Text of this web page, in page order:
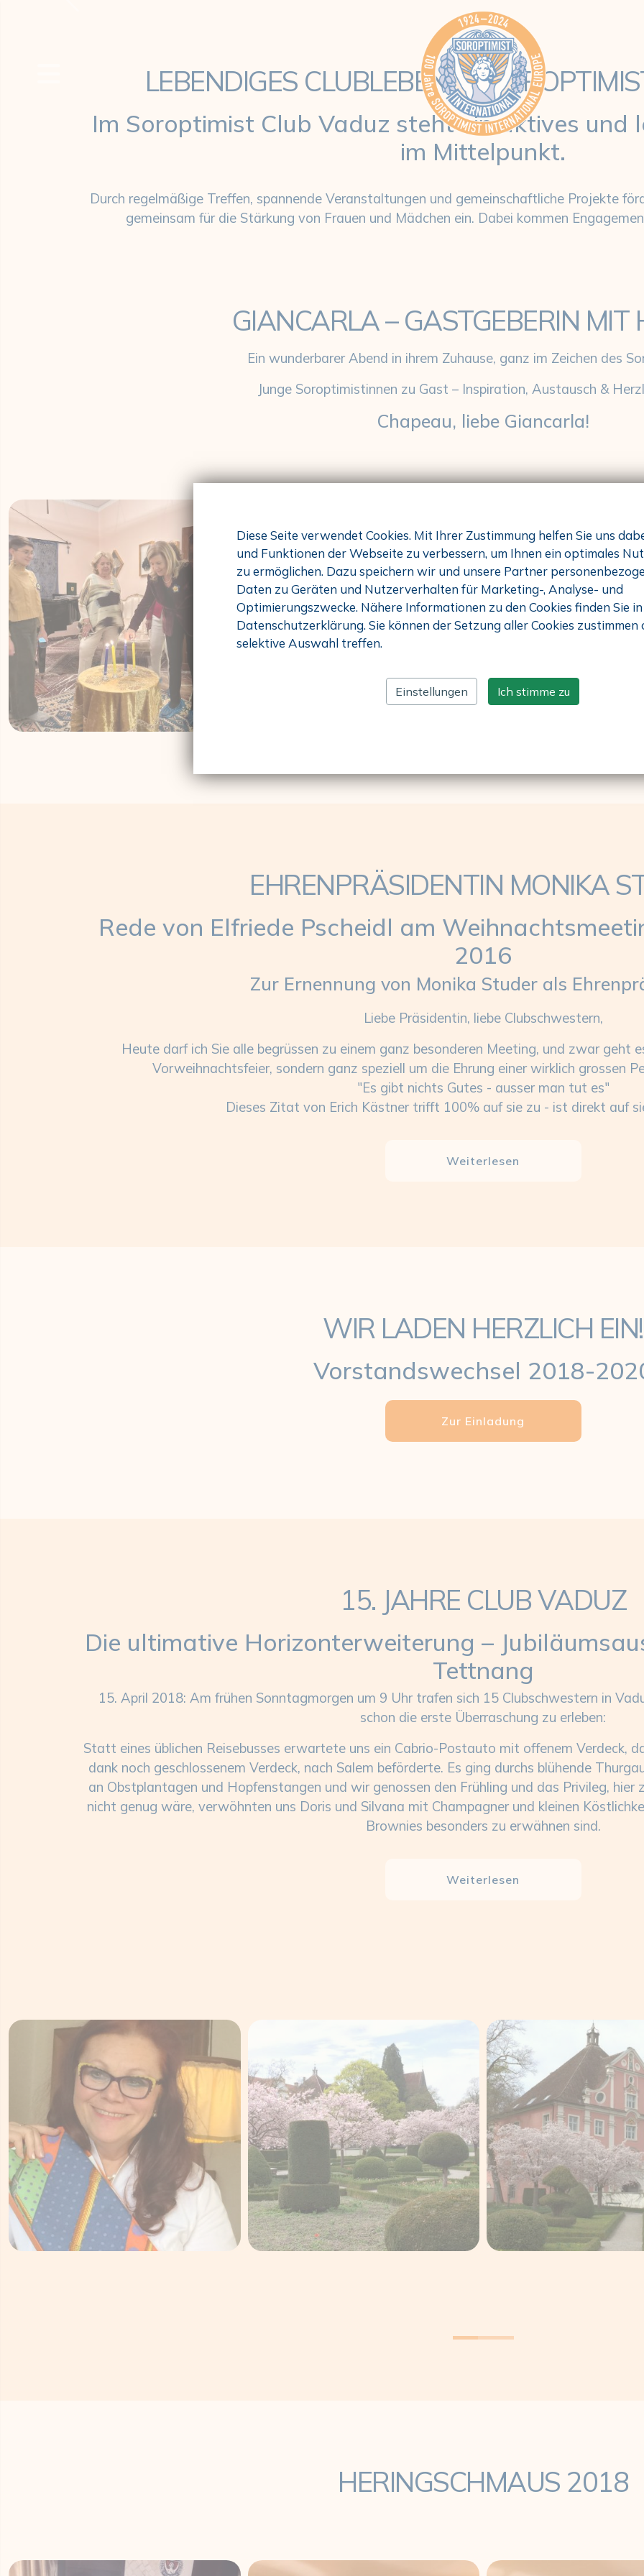
SIE Club Vaduz: Starke Frauen. Klare Werte.
LEBENDIGES CLUBLEBEN IM
Im Soroptimist Club Vaduz steht ein aktives und
im Mittelpunkt.
Durch regelmäßige Treffen, spannende Veranstaltungen und gemeinschaftliche Projekte
gemeinsam für die Stärkung von Frauen und Mädchen ein. Dabei kommen
GIANCARLA – GASTGEBERIN MIT
Ein wunderbarer Abend in ihrem Zuhause, ganz im Zeichen des
Junge Soroptimistinnen zu Gast – Inspiration, Austausch &
Chapeau, liebe Giancarla!
EHRENPRÄSIDENTIN MONIKA
Rede von Elfriede Pscheidl am
2016
Zur Ernennung von Monika Studer als
Liebe Präsidentin, liebe Clubschwestern,
Heute darf ich Sie alle begrüssen zu einem ganz besonderen Meeting, und zwar geht
Vorweihnachtsfeier, sondern ganz speziell um die Ehrung einer wirklich grossen
"Es gibt nichts Gutes - ausser man tut es"
Dieses Zitat von Erich Kästner trifft 100% auf sie zu - ist direkt auf
Weiterlesen
WIR LADEN HERZLICH EIN!
Vorstandswechsel 2018-
Zur Einladung
15. JAHRE CLUB VADUZ
Die ultimative Horizonterweiterung –
Tettnang
15. April 2018: Am frühen Sonntagmorgen um 9 Uhr trafen sich 15 Clubschwestern in
schon die erste Überraschung zu erleben:
Statt eines üblichen Reisebusses erwartete uns ein Cabrio-Postauto mit offenem Verdeck,
dank noch geschlossenem Verdeck, nach Salem beförderte. Es ging durchs blühende
an Obstplantagen und Hopfenstangen und wir genossen den Frühling und das Privileg, hier
nicht genug wäre, verwöhnten uns Doris und Silvana mit Champagner und kleinen
Brownies besonders zu erwähnen sind.
Weiterlesen
HERINGSCHMAUS 2018
Diese Seite verwendet Cookies. Mit Ihrer Zustimmung helfen Sie uns
und Funktionen der Webseite zu verbessern, um Ihnen ein optimales
zu ermöglichen. Dazu speichern wir und unsere Partner
Daten zu Geräten und Nutzerverhalten für Marketing-, Analyse- und
Optimierungszwecke. Nähere Informationen zu den Cookies finden Sie
Datenschutzerklärung. Sie können der Setzung aller Cookies zustimmen
selektive Auswahl treffen.
Einstellungen Ich stimme zu